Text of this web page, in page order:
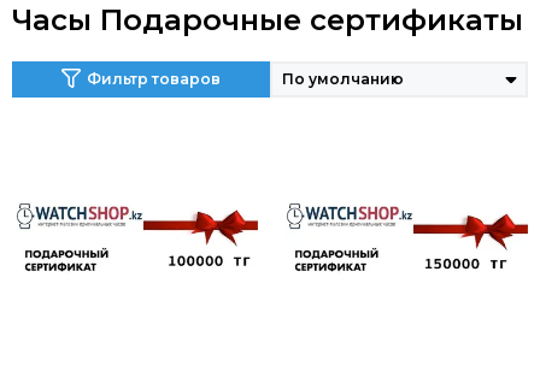
Часы Подарочные сертификаты
Фильтр товаров